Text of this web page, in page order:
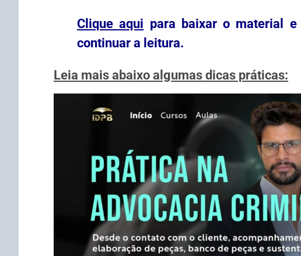
Clique aqui para baixar o material
continuar a leitura.
Leia mais abaixo algumas dicas práticas: